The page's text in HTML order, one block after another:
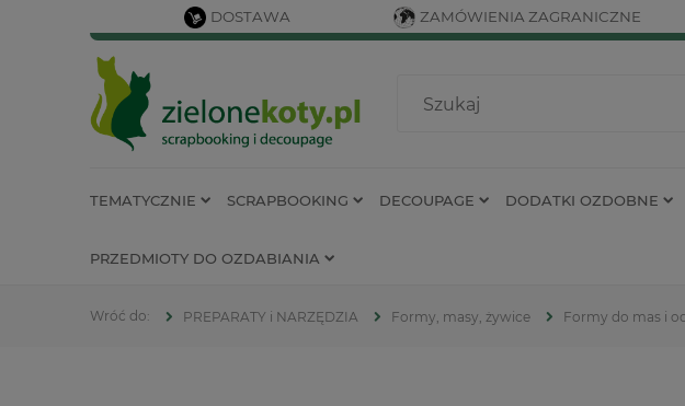
DOSTAWA ZAMÓWIENIA ZAGRANICZNE
TEMATYCZNIE SCRAPBOOKING DECOUPAGE DODATKI OZDOBNE
PRZEDMIOTY DO OZDABIANIA
PREPARATY i NARZĘDZIA Formy, masy, żywice Formy do mas i